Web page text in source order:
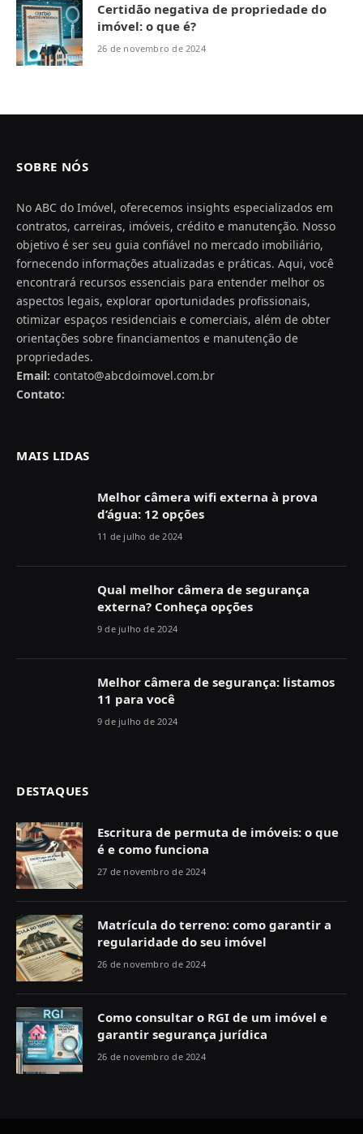
Certidão negativa de propriedade do
imóvel: o que é?
26 de novembro de 2024
SOBRE NÓS
No ABC do Imóvel, oferecemos insights especializados em
contratos, carreiras, imóveis, crédito e manutenção. Nosso
objetivo é ser seu guia confiável no mercado imobiliário,
fornecendo informações atualizadas e práticas. Aqui, você
encontrará recursos essenciais para entender melhor os
aspectos legais, explorar oportunidades profissionais,
otimizar espaços residenciais e comerciais, além de obter
orientações sobre financiamentos e manutenção de
propriedades.
Email: contato@abcdoimovel.com.br
Contato:
MAIS LIDAS
Melhor câmera wifi externa à prova
d’água: 12 opções
11 de julho de 2024
Qual melhor câmera de segurança
externa? Conheça opções
9 de julho de 2024
Melhor câmera de segurança: listamos
11 para você
9 de julho de 2024
DESTAQUES
Escritura de permuta de imóveis: o que
é e como funciona
27 de novembro de 2024
Matrícula do terreno: como garantir a
regularidade do seu imóvel
26 de novembro de 2024
Como consultar o RGI de um imóvel e
garantir segurança jurídica
26 de novembro de 2024